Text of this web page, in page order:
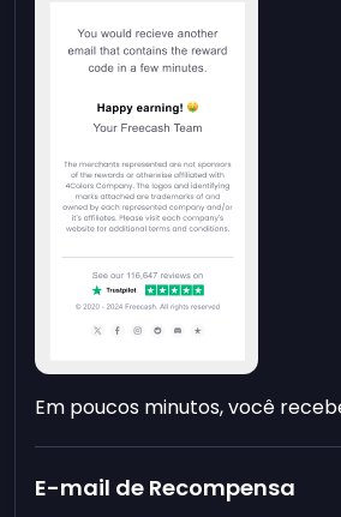
Em poucos minutos, você
E-mail de Recompensa